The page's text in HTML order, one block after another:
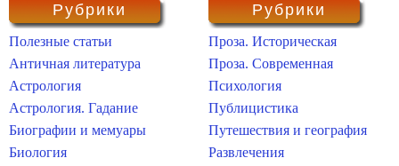
Рубрики
Полезные статьи
Античная литература
Астрология
Астрология. Гадание
Биографии и мемуары
Биология
Рубрики
Проза. Историческая
Проза. Современная
Психология
Публицистика
Путешествия и география
Развлечения